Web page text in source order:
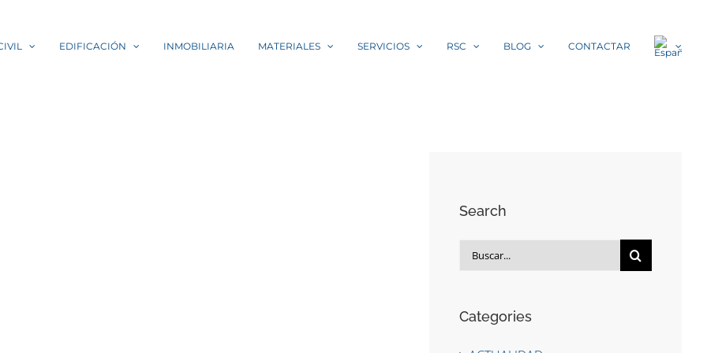
EDIFICACIÓN INMOBILIARIA MATERIALES SERVICIOS RSC BLOG CONTACTAR
Search
Buscar:
Categories